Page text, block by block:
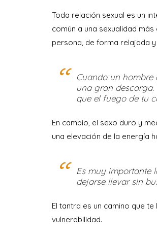
Toda relación sexual es un
común a una sexualidad
persona, de forma relajada
Cuando un hombre
una gran descarga.
que el fuego de tu
En cambio, el sexo duro y
una elevación de la energía
Es muy importante
dejarse llevar sin
El tantra es un camino que
vulnerabilidad.